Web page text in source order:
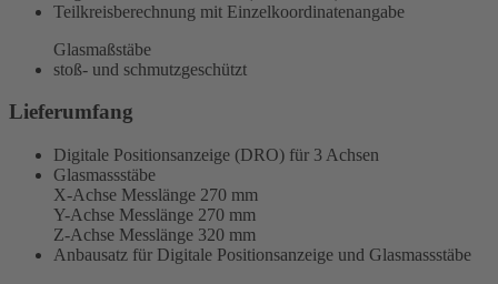
Teilkreisberechnung mit Einzelkoordinatenangabe
Glasmaßstäbe
stoß- und schmutzgeschützt
Lieferumfang
Digitale Positionsanzeige (DRO) für 3 Achsen
Glasmassstäbe
X-Achse Messlänge 270 mm
Y-Achse Messlänge 270 mm
Z-Achse Messlänge 320 mm
Anbausatz für Digitale Positionsanzeige und Glasmassstäbe